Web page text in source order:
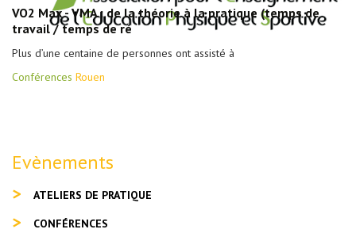
VO2 Max - VMA : de la théorie à la pratique (temps de
travail / temps de ré
Plus d’une centaine de personnes ont assisté à
Conférences Rouen
Evènements
ATELIERS DE PRATIQUE
CONFÉRENCES